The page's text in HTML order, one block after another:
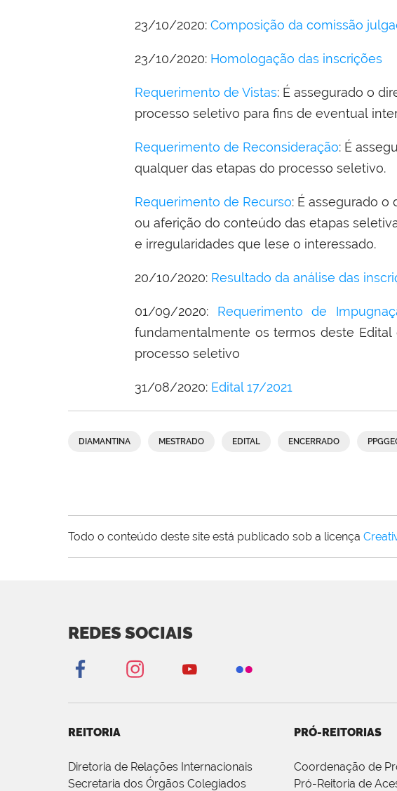
23/10/2020: Composição da comissão
23/10/2020: Homologação das inscrições
Requerimento de Vistas: É assegurado o
processo seletivo para fins de eventual
Requerimento de Reconsideração: É
qualquer das etapas do processo seletivo.
Requerimento de Recurso: É assegurado
ou aferição do conteúdo das etapas
e irregularidades que lese o interessado.
20/10/2020: Resultado da análise das
01/09/2020: Requerimento de
fundamentalmente os termos deste
processo seletivo
31/08/2020: Edital 17/2021
DIAMANTINA MESTRADO EDITAL ENCERRADO
Todo o conteúdo deste site está publicado sob a licença
REDES SOCIAIS
REITORIA
Diretoria de Relações Internacionais
Secretaria dos Órgãos Colegiados
PRÓ-REITORIAS
Coordenação de
Pró-Reitoria de